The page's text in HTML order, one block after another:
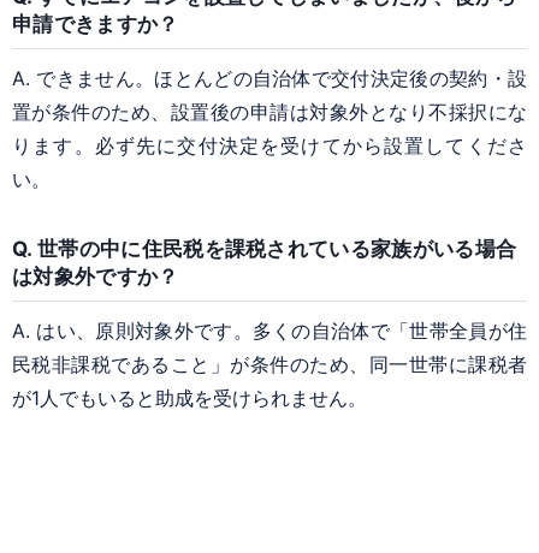
申請できますか？
A. できません。ほとんどの自治体で交付決定後の契約・設
置が条件のため、設置後の申請は対象外となり不採択にな
ります。必ず先に交付決定を受けてから設置してくださ
い。
Q. 世帯の中に住民税を課税されている家族がいる場合
は対象外ですか？
A. はい、原則対象外です。多くの自治体で「世帯全員が住
民税非課税であること」が条件のため、同一世帯に課税者
が1人でもいると助成を受けられません。